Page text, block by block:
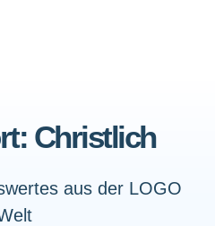
Christlich
aus der LOGO